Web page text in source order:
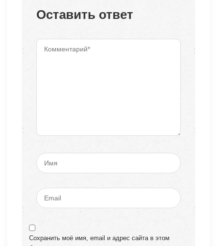
Оставить ответ
Сохранить моё имя, email и адрес сайта в этом